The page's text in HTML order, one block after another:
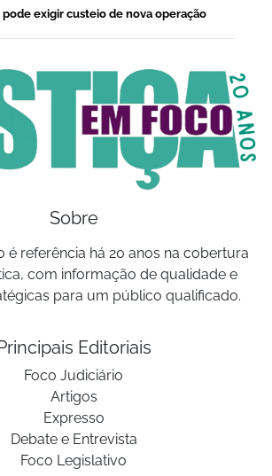
exigir custeio de nova operação
Sobre
é referência há 20 anos na cobertura
com informação de qualidade e
para um público qualificado.
Editoriais
Foco Judiciário
Artigos
Expresso
Debate e Entrevista
Foco Legislativo